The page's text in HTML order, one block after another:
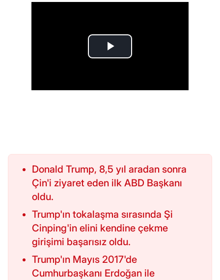
Donald Trump, 8,5 yıl aradan sonra
Çin'i ziyaret eden ilk ABD Başkanı
oldu.
Trump'ın tokalaşma sırasında Şi
Cinping'in elini kendine çekme
girişimi başarısız oldu.
Trump'ın Mayıs 2017'de
Cumhurbaşkanı Erdoğan ile